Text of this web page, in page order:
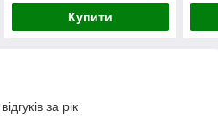
Купити
за рік